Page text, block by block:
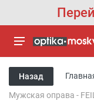
Назад
Мужская оправа -